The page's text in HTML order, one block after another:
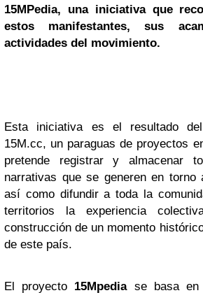
15MPedia, una iniciativa que
estos manifestantes, sus
actividades del movimiento.
Esta iniciativa es el resultado
15M.cc, un paraguas de proyectos
pretende registrar y almacenar
narrativas que se generen en torno
así como difundir a toda la
territorios la experiencia
construcción de un momento
de este país.
El proyecto 15Mpediase basa en